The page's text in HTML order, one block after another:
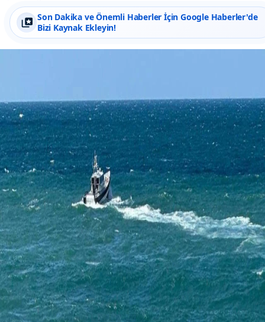
Son Dakika ve Önemli Haberler İçin Google Haberler'de
Bizi Kaynak Ekleyin!